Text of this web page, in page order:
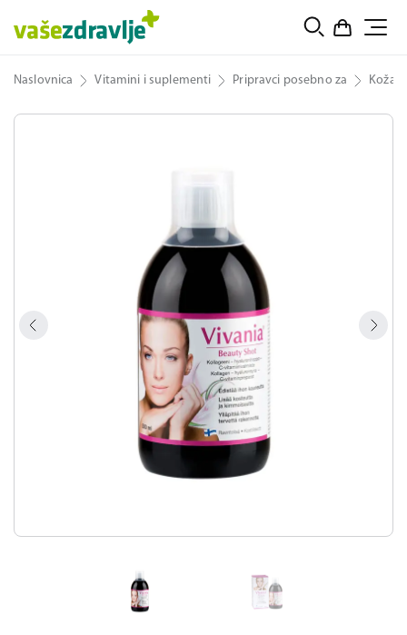
Naslovnica Vitamini i suplementi Pripravci posebno za Koža,